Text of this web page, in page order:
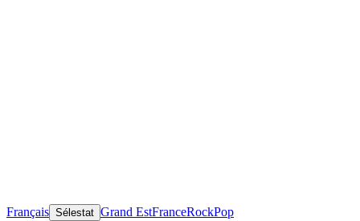
Français Sélestat Grand EstFranceRockPop